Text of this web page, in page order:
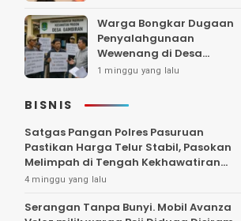
Warga Bongkar Dugaan
Penyalahgunaan
Wewenang di Desa
Gambiran, Isu Narkoba
1 minggu yang lalu
BISNIS
Satgas Pangan Polres Pasuruan
Pastikan Harga Telur Stabil, Pasokan
Melimpah di Tengah Kekhawatiran
Fluktuasi
4 minggu yang lalu
Serangan Tanpa Bunyi. Mobil Avanza